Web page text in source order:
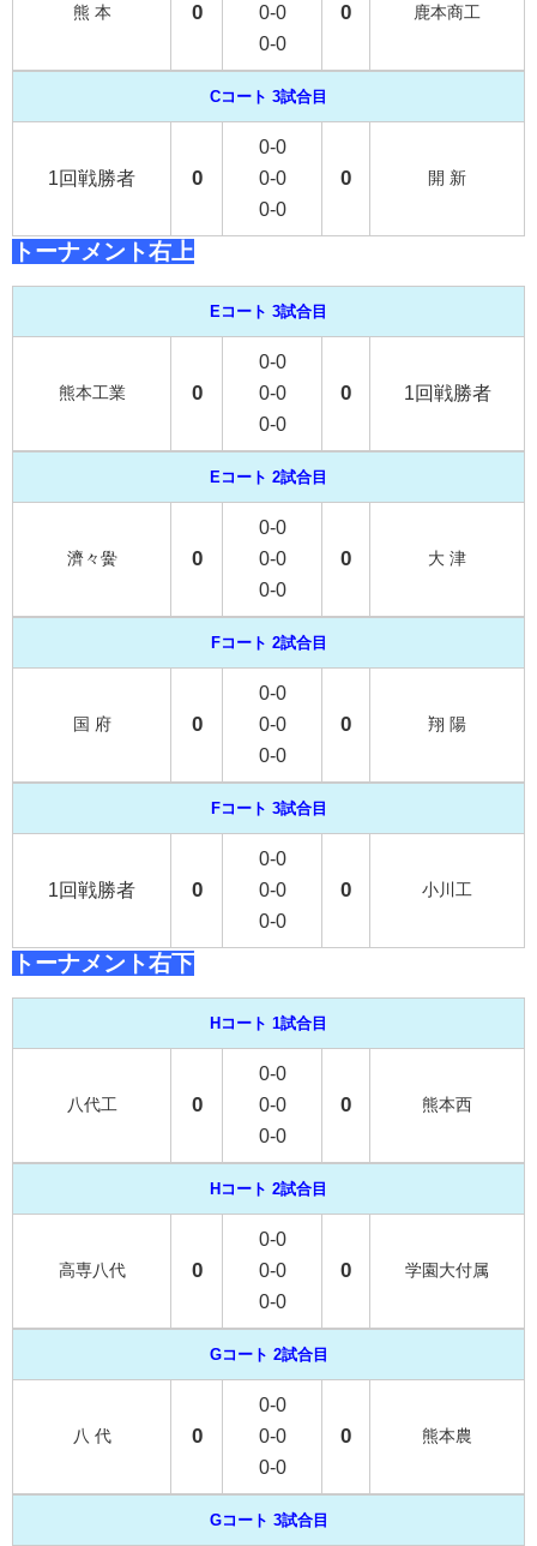
熊 本 0
0-0
0-0
0 鹿本商工
Cコート 3試合目
1回戦勝者 0
0-0
0-0
0-0
0 開 新
トーナメント右上
Eコート 3試合目
熊本工業 0
0-0
0-0
0-0
0 1回戦勝者
Eコート 2試合目
濟々黌 0
0-0
0-0
0-0
0 大 津
Fコート 2試合目
国 府 0
0-0
0-0
0-0
0 翔 陽
Fコート 3試合目
1回戦勝者 0
0-0
0-0
0-0
0 小川工
トーナメント右下
Hコート 1試合目
八代工 0
0-0
0-0
0-0
0 熊本西
Hコート 2試合目
高専八代 0
0-0
0-0
0-0
0 学園大付属
Gコート 2試合目
八 代 0
0-0
0-0
0-0
0 熊本農
Gコート 3試合目